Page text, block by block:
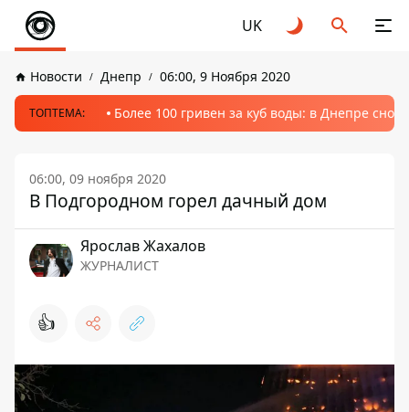
UK
Новости Днепр 06:00, 9 Ноября 2020
ТОПТЕМА: Более 100 гривен за куб воды: в Днепре
06:00, 09 ноября 2020
В Подгородном горел дачный дом
Ярослав Жахалов
ЖУРНАЛИСТ
👍